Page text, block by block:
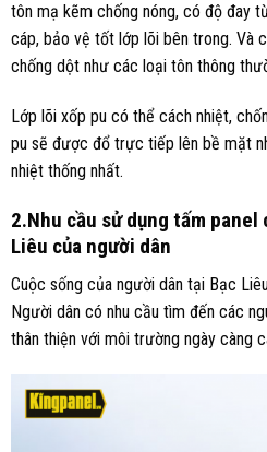
tôn mạ kẽm chống nóng, có độ đay
cáp, bảo vệ tốt lớp lõi bên trong. Và
chống dột như các loại tôn thông
Lớp lõi xốp pu có thể cách nhiệt,
pu sẽ được đổ trực tiếp lên bề mặt
nhiệt thống nhất.
2.Nhu cầu sử dụng tấm
Liêu của người dân
Cuộc sống của người dân tại Bạc
Người dân có nhu cầu tìm đến các
thân thiện với môi trường ngày càng